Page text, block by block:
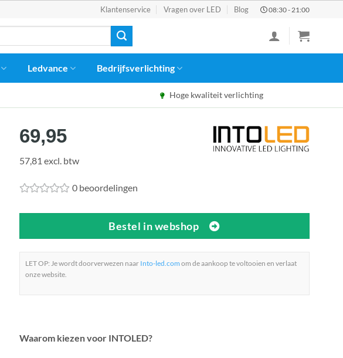
Klantenservice Vragen over LED Blog 08:30 - 21:00
Ledvance Bedrijfsverlichting
Hoge kwaliteit verlichting
69,95
57,81 excl. btw
0 beoordelingen
Bestel in webshop
LET OP: Je wordt doorverwezen naar Into-led.com om de aankoop te voltooien en verlaat
onze website.
Waarom kiezen voor INTOLED?